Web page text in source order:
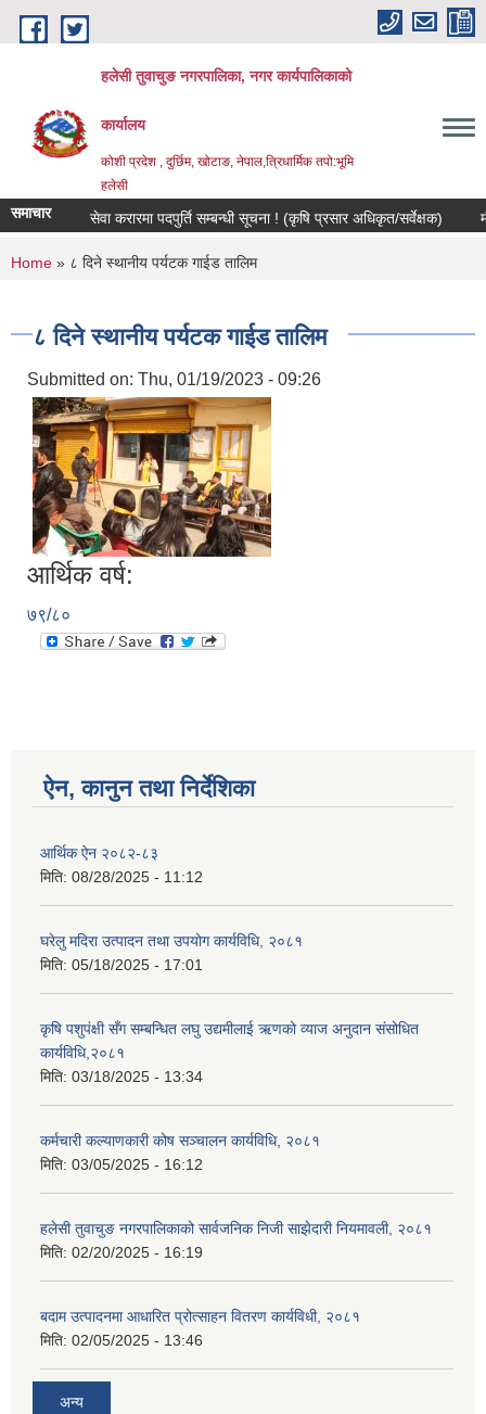
Skip to main content
हलेसी तुवाचुङ नगरपालिका, नगर कार्यपालिकाको
कार्यालय
कोशी प्रदेश , दुर्छिम, खोटाङ, नेपाल,त्रिधार्मिक तपो:भूमि
हलेसी
समाचार सेवा करारमा पदपुर्ति सम्बन्धी सूचना ! (कृषि प्रसार अधिकृत/सर्वेक्षक)
You are here
Home » ८ दिने स्थानीय पर्यटक गाईड तालिम
८ दिने स्थानीय पर्यटक गाईड तालिम
Submitted on: Thu, 01/19/2023 - 09:26
आर्थिक वर्ष:
७९/८०
ऐन, कानुन तथा निर्देशिका
आर्थिक ऐन २०८२-८३
मिति: 08/28/2025 - 11:12
घरेलु मदिरा उत्पादन तथा उपयोग कार्यविधि, २०८१
मिति: 05/18/2025 - 17:01
कृषि पशुपंक्षी सँग सम्बन्धित लघु उद्यमीलाई ऋणको व्याज अनुदान संसोधित
कार्यविधि,२०८१
मिति: 03/18/2025 - 13:34
कर्मचारी कल्याणकारी कोष सञ्चालन कार्यविधि, २०८१
मिति: 03/05/2025 - 16:12
हलेसी तुवाचुङ नगरपालिकाको सार्वजनिक निजी साझेदारी नियमावली, २०८१
मिति: 02/20/2025 - 16:19
बदाम उत्पादनमा आधारित प्रोत्साहन वितरण कार्यविधी, २०८१
मिति: 02/05/2025 - 13:46
अन्य